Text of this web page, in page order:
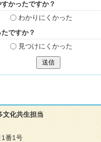
かったですか？
わかりにくかった
ですか？
見つけにくかった
送信
文化共生担当
番1号